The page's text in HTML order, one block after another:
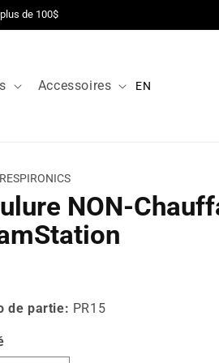
de 100$
Accessoires EN
NON-
de partie: PR15